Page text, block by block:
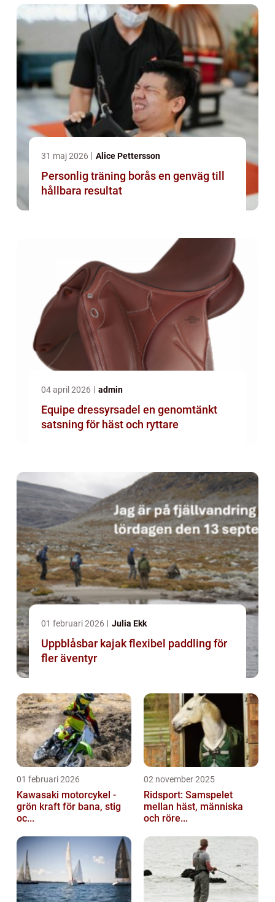
31 maj 2026 Alice Pettersson
Personlig träning borås en genväg till
hållbara resultat
04 april 2026 admin
Equipe dressyrsadel en genomtänkt
satsning för häst och ryttare
01 februari 2026 Julia Ekk
Uppblåsbar kajak flexibel paddling för
fler äventyr
01 februari 2026
Kawasaki motorcykel -
grön kraft för bana, stig
oc...
02 november 2025
Ridsport: Samspelet
mellan häst, människa
och röre...